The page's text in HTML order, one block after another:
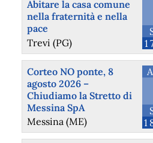
Abitare la casa comune
nella fraternità e nella
pace
Trevi (PG)
Corteo NO ponte, 8
agosto 2026 –
Chiudiamo la Stretto di
Messina SpA
Messina (ME)